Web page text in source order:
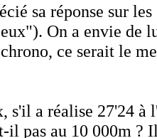
sa réponse sur
On a envie de
ce serait le
s'il a réalise 27'24 à
il pas au 10 000m ?